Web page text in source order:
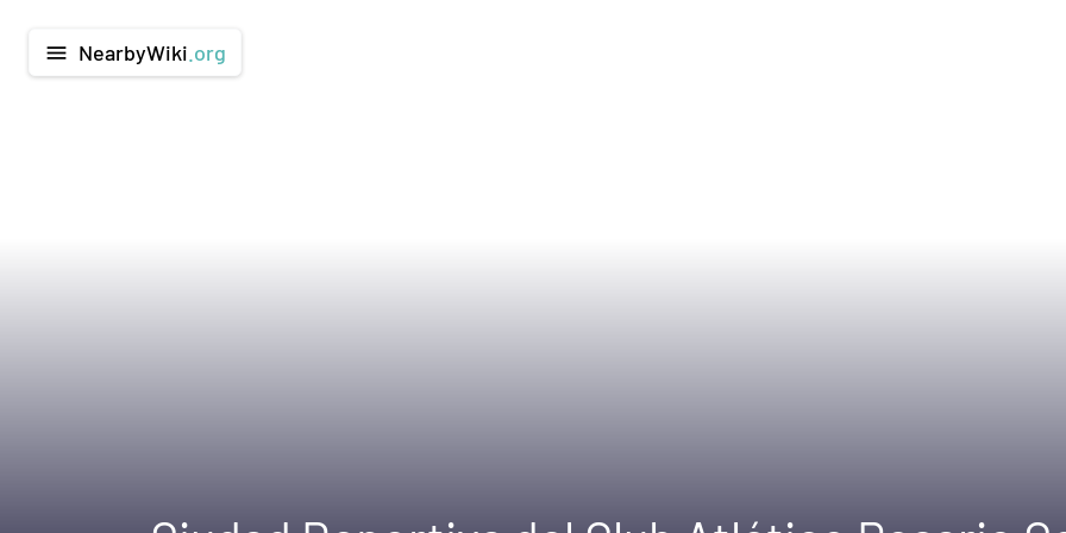
menu NearbyWiki .org